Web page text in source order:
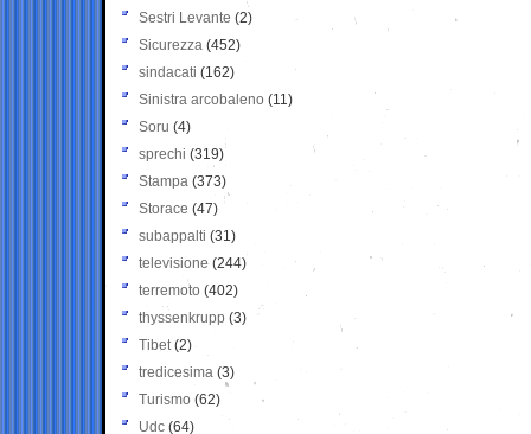
Sestri Levante (2)
Sicurezza (452)
sindacati (162)
Sinistra arcobaleno (11)
Soru (4)
sprechi (319)
Stampa (373)
Storace (47)
subappalti (31)
televisione(244)
terremoto (402)
thyssenkrupp (3)
Tibet(2)
tredicesima (3)
Turismo (62)
Udc (64)